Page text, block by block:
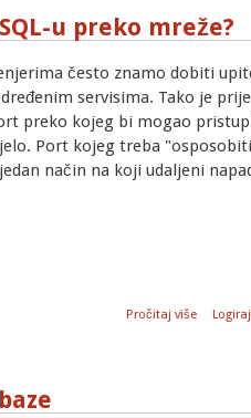
u preko mreže?
često znamo dobiti
servisima. Tako je
preko kojeg bi mogao
Port kojeg treba
način na koji udaljeni
Pročitaj više o Kako